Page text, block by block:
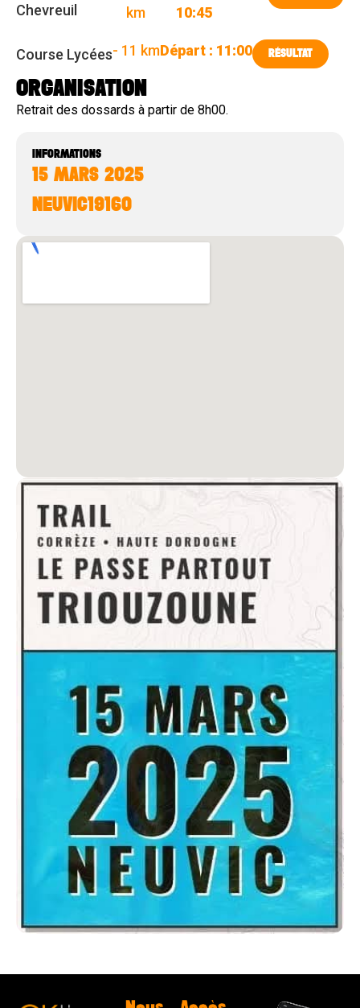
Chevreuil
km
10:45
Course Lycées- 11 kmDépart : 11:00 RÉSULTAT
ORGANISATION
Retrait des dossards à partir de 8h00.
INFORMATIONS
15 MARS 2025
NEUVIC19160